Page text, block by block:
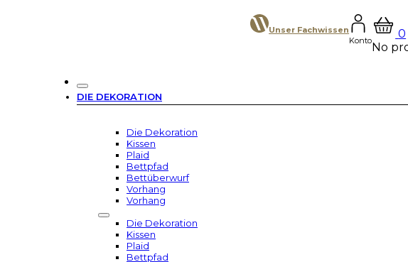
Unser Fachwissen
Konto
0
No
DIE DEKORATION
Die Dekoration
Kissen
Plaid
Bettpfad
Bettüberwurf
Vorhang
Vorhang
Die Dekoration
Kissen
Plaid
Bettpfad